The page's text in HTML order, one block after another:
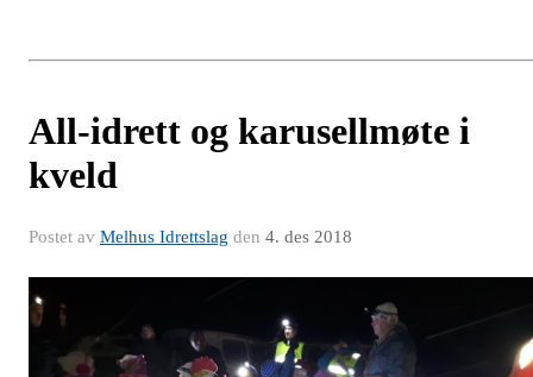
All-idrett og karusellmøte i
kveld
Postet av Melhus Idrettslag den 4. des 2018